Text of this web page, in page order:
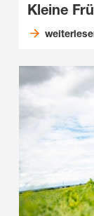
Kleine